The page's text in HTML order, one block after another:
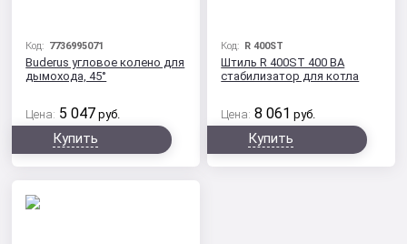
Код: 7736995071
Buderus угловое колено для
дымохода, 45°
Цена: 5 047 руб.
Купить
Код: R 400ST
Штиль R 400ST 400 ВА
стабилизатор для котла
Цена: 8 061 руб.
Купить